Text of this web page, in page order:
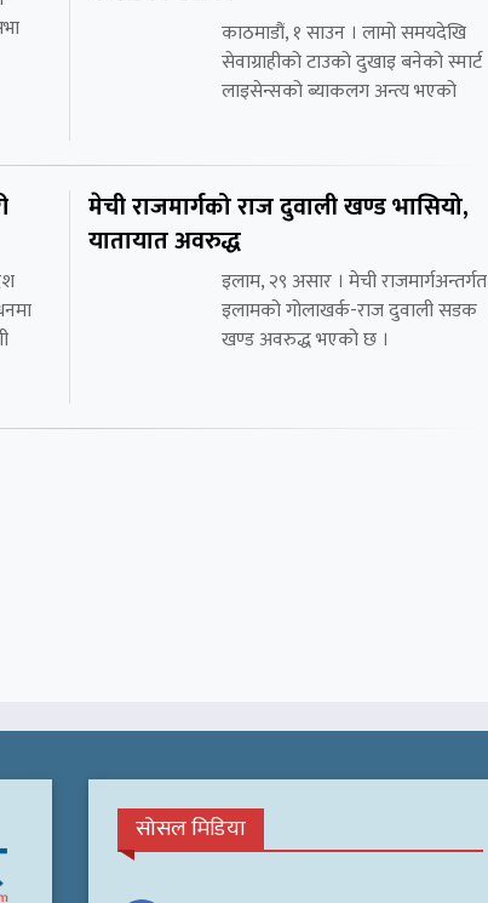
काठमाडौं, १ साउन । लामो समयदेखि
सेवाग्राहीको टाउको दुखाइ बनेको स्मार्ट
लाइसेन्सको ब्याकलग अन्त्य भएको
मेची राजमार्गको राज दुवाली खण्ड भासियो,
यातायात अवरुद्ध
इलाम, २९ असार । मेची राजमार्गअन्तर्गत
इलामको गोलाखर्क-राज दुवाली सडक
खण्ड अवरुद्ध भएको छ ।
सोसल मिडिया